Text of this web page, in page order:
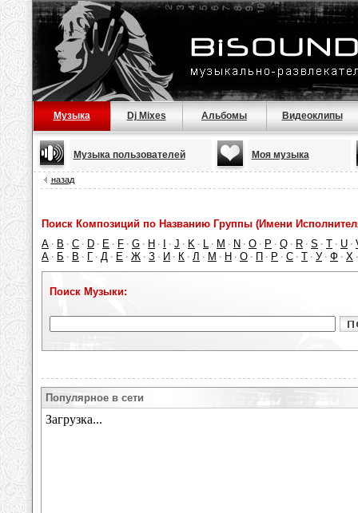
Музыка Dj Mixes Альбомы Видеоклипы
Музыка пользователей Моя музыка
назад
Поиск Композиций по Названию Группы (Имени
A · B · C · D · E · F · G · H · · J · K · L · M · N · O · P · Q · R · S · T · U ·
А · Б · В · Г · Д · Е · Ж · З · И · К · Л · М · Н · О · П · Р · С · Т · У · Ф · Х
Поиск Музыки:
Популярное в сети